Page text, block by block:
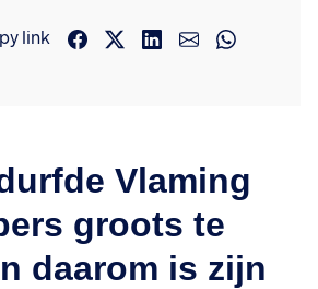
link
Vlaming
groots te
daarom is zijn